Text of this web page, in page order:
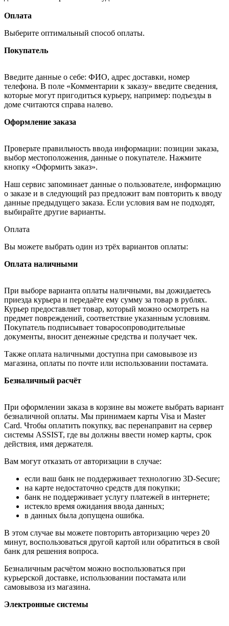
Оплата
Выберите оптимальный способ оплаты.
Покупатель
Введите данные о себе: ФИО, адрес доставки, номер
телефона. В поле «Комментарии к заказу» введите сведения,
которые могут пригодиться курьеру, например: подъезды в
доме считаются справа налево.
Оформление заказа
Проверьте правильность ввода информации: позиции заказа,
выбор местоположения, данные о покупателе. Нажмите
кнопку «Оформить заказ».
Наш сервис запоминает данные о пользователе, информацию
о заказе и в следующий раз предложит вам повторить к вводу
данные предыдущего заказа. Если условия вам не подходят,
выбирайте другие варианты.
Оплата
Вы можете выбрать один из трёх вариантов оплаты:
Оплата наличными
При выборе варианта оплаты наличными, вы дожидаетесь
приезда курьера и передаёте ему сумму за товар в рублях.
Курьер предоставляет товар, который можно осмотреть на
предмет повреждений, соответствие указанным условиям.
Покупатель подписывает товаросопроводительные
документы, вносит денежные средства и получает чек.
Также оплата наличными доступна при самовывозе из
магазина, оплаты по почте или использовании постамата.
Безналичный расчёт
При оформлении заказа в корзине вы можете выбрать вариант
безналичной оплаты. Мы принимаем карты Visa и Master
Card. Чтобы оплатить покупку, вас перенаправит на сервер
системы ASSIST, где вы должны ввести номер карты, срок
действия, имя держателя.
Вам могут отказать от авторизации в случае:
если ваш банк не поддерживает технологию 3D-Secure;
на карте недостаточно средств для покупки;
банк не поддерживает услугу платежей в интернете;
истекло время ожидания ввода данных;
в данных была допущена ошибка.
В этом случае вы можете повторить авторизацию через 20
минут, воспользоваться другой картой или обратиться в свой
банк для решения вопроса.
Безналичным расчётом можно воспользоваться при
курьерской доставке, использовании постамата или
самовывоза из магазина.
Электронные системы